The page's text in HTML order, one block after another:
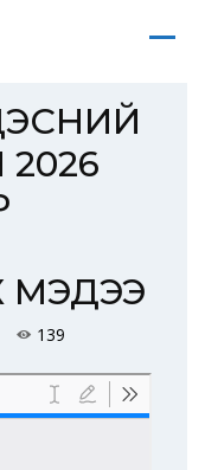
МЭДЭЭ
139